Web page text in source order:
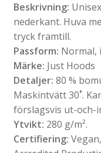
Beskrivning:
nederkant. Huva
tryck framtill.
Passform: Normal,
Märke: Just Hoods
Detaljer: 80 %
Maskintvätt 30˚.
förslagsvis ut-och-
Ytvikt: 280 g/m².
Certifiering: